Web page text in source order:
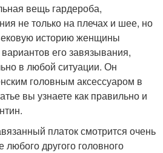
вещь гардероба,
не только на плечах и шее, но
историю женщины
его завязывания,
в любой ситуации. Он
головным аксессуаром в
вы узнаете как правильно и
платок смотрится очень
любого другого головного